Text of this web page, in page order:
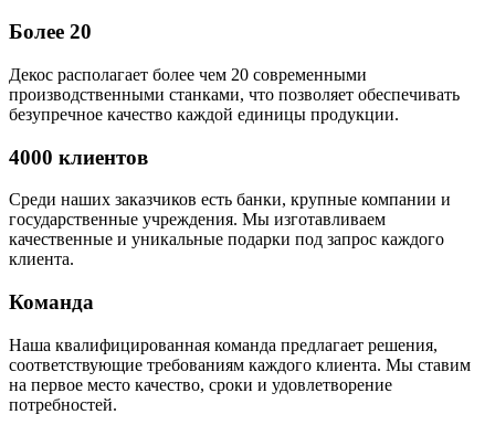
Более 20
Декос располагает более чем 20 современными
производственными станками, что позволяет обеспечивать
безупречное качество каждой единицы продукции.
4000 клиентов
Среди наших заказчиков есть банки, крупные компании и
государственные учреждения. Мы изготавливаем
качественные и уникальные подарки под запрос каждого
клиента.
Команда
Наша квалифицированная команда предлагает решения,
соответствующие требованиям каждого клиента. Мы ставим
на первое место качество, сроки и удовлетворение
потребностей.